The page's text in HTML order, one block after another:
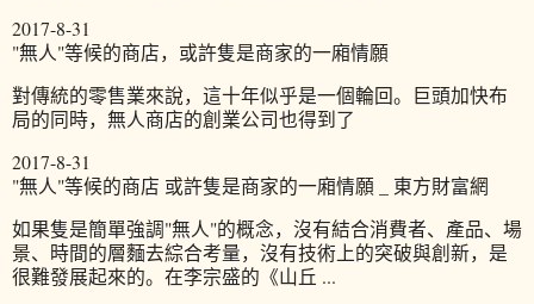
2017-8-31
"無人"等候的商店，或許隻是商家的一廂情願
對傳統的零售業來說，這十年似乎是一個輪回。巨頭加快布
局的同時，無人商店的創業公司也得到了
2017-8-31
"無人"等候的商店 或許隻是商家的一廂情願 _ 東方財富網
如果隻是簡單強調"無人"的概念，沒有結合消費者、產品、場
景、時間的層麵去綜合考量，沒有技術上的突破與創新，是
很難發展起來的。在李宗盛的《山丘 ...